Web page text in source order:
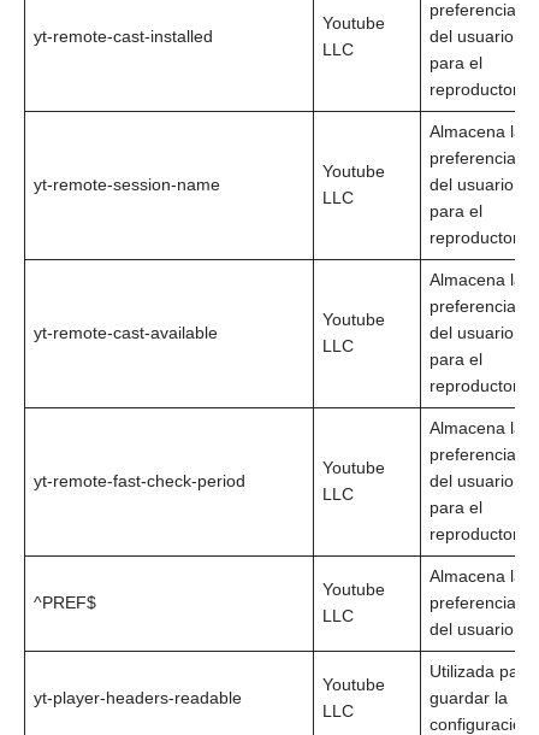
yt-remote-cast-installed
Youtube
LLC
preferencias
del usuario
para el
reproductor
yt-remote-session-name
Youtube
LLC
Almacena las
preferencias
del usuario
para el
reproductor
yt-remote-cast-available
Youtube
LLC
Almacena las
preferencias
del usuario
para el
reproductor
yt-remote-fast-check-period
Youtube
LLC
Almacena las
preferencias
del usuario
para el
reproductor
^PREF$
Youtube
LLC
Almacena las
preferencias
del usuario
yt-player-headers-readable
Youtube
LLC
Utilizada para
guardar la
configuración